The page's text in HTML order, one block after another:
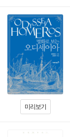
미리보기